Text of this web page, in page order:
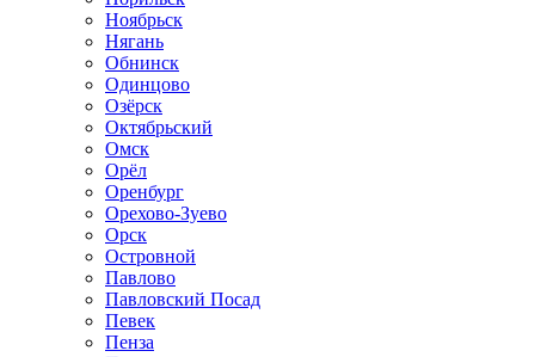
Ноябрьск
Нягань
Обнинск
Одинцово
Озёрск
Октябрьский
Омск
Орёл
Оренбург
Орехово-Зуево
Орск
Островной
Павлово
Павловский Посад
Певек
Пенза